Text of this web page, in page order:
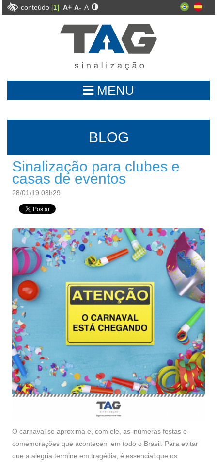
conteúdo [1] A+ A- A
MENU
BLOG
Sinalização para clubes e
casas de eventos
28/01/19 08h29
O carnaval se aproxima e, com ele, as inúmeras festas e
comemorações que acontecem em todo o Brasil. Para evitar
que a alegria termine em tragédia, é essencial que os